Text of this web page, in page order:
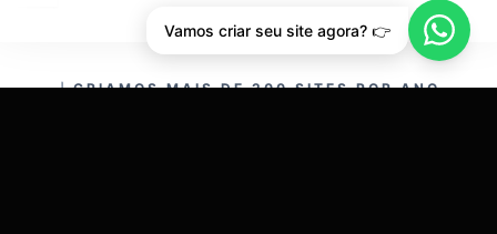
CRIAMOS MAIS DE 200 SITES POR ANO.
Vamos criar seu site agora? 👉